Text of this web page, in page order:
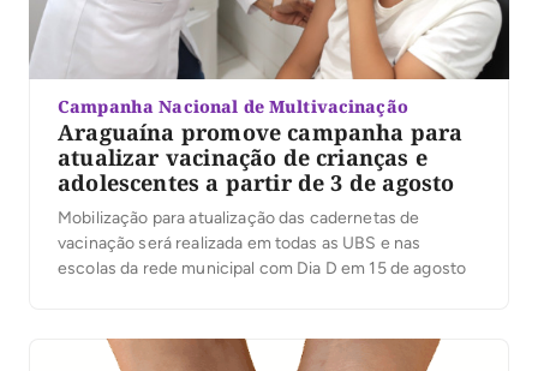
Campanha Nacional de Multivacinação
Araguaína promove campanha para
atualizar vacinação de crianças e
adolescentes a partir de 3 de agosto
Mobilização para atualização das cadernetas de
vacinação será realizada em todas as UBS e nas
escolas da rede municipal com Dia D em 15 de agosto